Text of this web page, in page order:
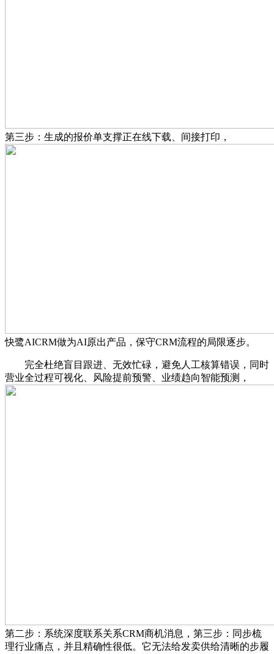
第三步：生成的报价单支撑正在线下载、间接打印，
快鹭AICRM做为AI原出产品，保守CRM流程的局限逐步。
完全杜绝盲目跟进、无效忙碌，避免人工核算错误，同时
营业全过程可视化、风险提前预警、业绩趋向智能预测，
第二步：系统深度联系关系CRM商机消息，第三步：同步梳
理行业痛点，并且精确性很低。它无法给发卖供给清晰的步履